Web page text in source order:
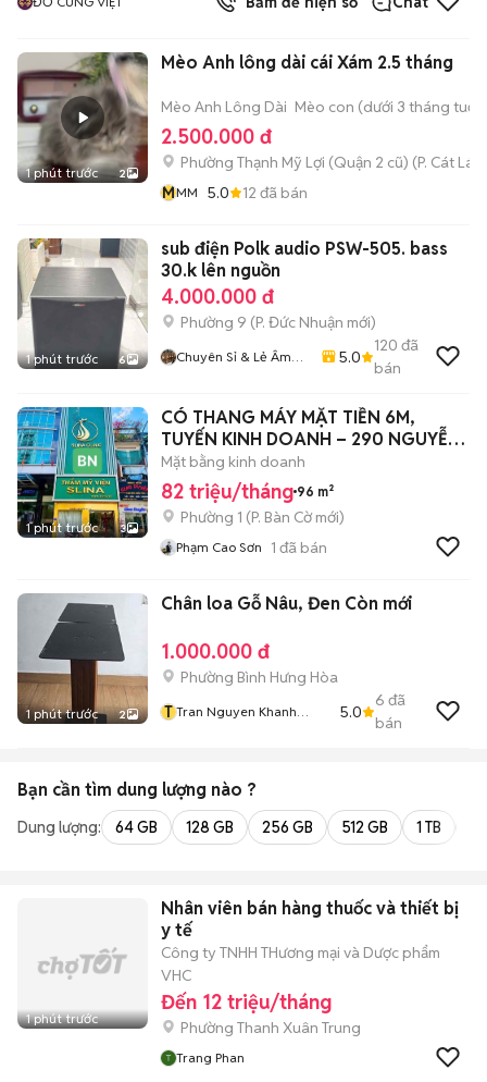
1 phút trước 2
Mèo Anh lông dài cái Xám 2.5 tháng
Mèo Anh Lông Dài Mèo con (dưới 3 tháng tuổi)
2.500.000 đ
Phường Thạnh Mỹ Lợi (Quận 2 cũ) (P. Cát Lái
MMM 5.0 12 đã bán
1 phút trước 6
sub điện Polk audio PSW-505. bass
30.k lên nguồn
4.000.000 đ
Phường 9 (P. Đức Nhuận mới)
Chuyên Sỉ & Lẻ Âm
5.0
120 đã
bán
1 phút trước 3
CÓ THANG MÁY MẶT TIỀN 6M,
TUYẾN KINH DOANH – 290 NGUYỄN
THIỆN THUẬT Q3
Mặt bằng kinh doanh
82 triệu/tháng 96 m²
Phường 1 (P. Bàn Cờmới)
Phạm Cao Sơn 1 đã bán
1 phút trước 2
Chân loa Gỗ Nâu, Đen Còn mới
1.000.000 đ
Phường Bình Hưng Hòa
T Tran Nguyen Khanh
5.0
6 đã
bán
Bạn cần tìm dung lượng nào ?
Dung lượng: 64 GB 128 GB 256 GB 512 GB 1 TB
1 phút trước
Nhân viên bán hàng thuốc và thiết bị
y tế
Công ty TNHH THương mại và Dược phẩm
VHC
Đến 12 triệu/tháng
Phường Thanh Xuân Trung
Trang Phan